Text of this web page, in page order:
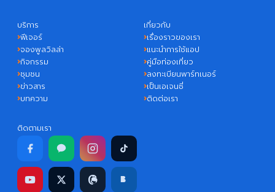
บริการ
ฟีเจอร์
จองพูลวิลล่า
กิจกรรม
ชุมชน
ข่าวสาร
บทความ
เกี่ยวกับ
เรื่องราวของเรา
แนะนำการใช้แอป
คู่มือท่องเที่ยว
ลงทะเบียนพาร์ทเนอร์
เป็นเอเจนซี่
ติดต่อเรา
ติดตามเรา